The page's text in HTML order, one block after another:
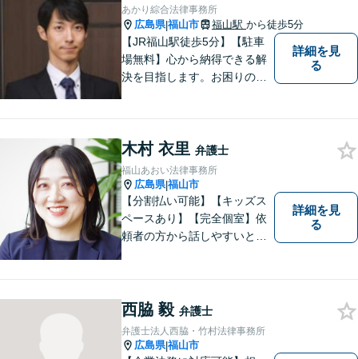
有】
あかり綜合法律事務所
広島県|福山市 福山駅 から徒歩5分
【JR福山駅徒歩5分】【駐車
場無料】心から納得できる解
決を目指します。お困りの方
詳細を見
る
木村 衣里 弁護士
福山あおい法律事務所
広島県|福山市
【分割払い可能】【キッズス
ペースあり】【完全個室】依
頼者の方から話しやすいと定
相談ください。
詳細を見
る
西脇 毅 弁護士
弁護士法人西脇・竹村法律事務所
広島県|福山市